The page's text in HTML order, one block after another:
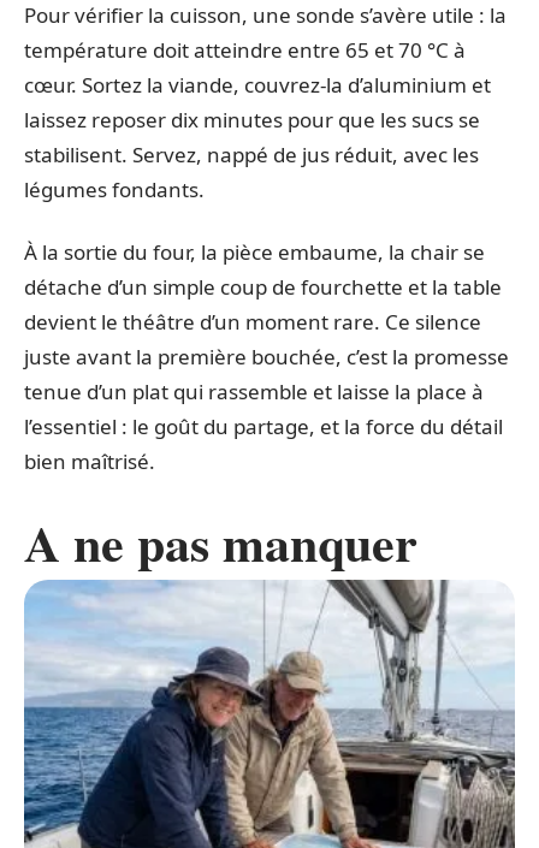
Pour vérifier la cuisson, une sonde s’avère utile : la
température doit atteindre entre 65 et 70 °C à
cœur. Sortez la viande, couvrez-la d’aluminium et
laissez reposer dix minutes pour que les sucs se
stabilisent. Servez, nappé de jus réduit, avec les
légumes fondants.
À la sortie du four, la pièce embaume, la chair se
détache d’un simple coup de fourchette et la table
devient le théâtre d’un moment rare. Ce silence
juste avant la première bouchée, c’est la promesse
tenue d’un plat qui rassemble et laisse la place à
l’essentiel : le goût du partage, et la force du détail
bien maîtrisé.
A ne pas manquer